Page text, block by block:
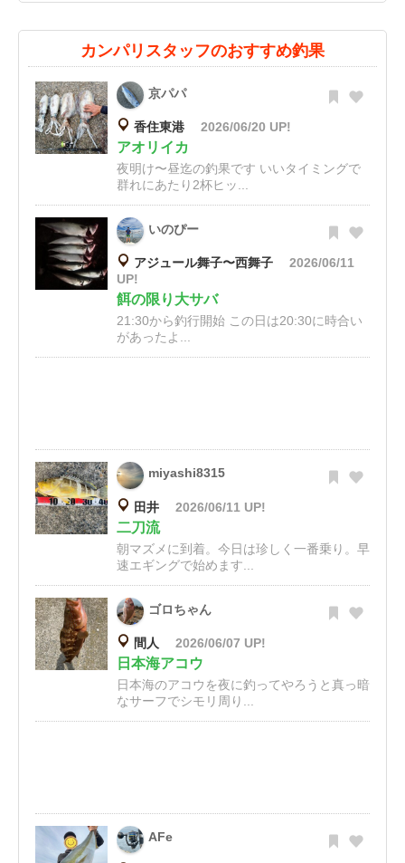
カンパリスタッフのおすすめ釣果
京パパ
香住東港 2026/06/20 UP!
アオリイカ
夜明け〜昼迄の釣果です いいタイミングで
群れにあたり2杯ヒッ...
いのぴー
アジュール舞子〜西舞子
2026/06/11
UP!
餌の限り大サバ
21:30から釣行開始 この日は20:30に時合い
があったよ...
miyashi8315
田井 2026/06/11 UP!
二刀流
朝マズメに到着。今日は珍しく一番乗り。早
速エギングで始めます...
ゴロちゃん
間人 2026/06/07 UP!
日本海アコウ
日本海のアコウを夜に釣ってやろうと真っ暗
なサーフでシモリ周り...
AFe